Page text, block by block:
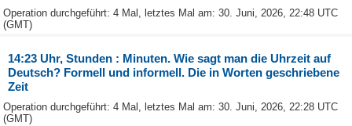
Operation durchgeführt: 4 Mal, letztes Mal am: 30. Juni, 2026, 22:48 UTC
(GMT)
14:23 Uhr, Stunden : Minuten. Wie sagt man die Uhrzeit auf
Deutsch? Formell und informell. Die in Worten geschriebene
Zeit
Operation durchgeführt: 4 Mal, letztes Mal am: 30. Juni, 2026, 22:28 UTC
(GMT)